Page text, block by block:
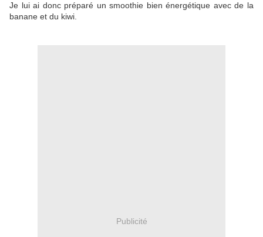
Je lui ai donc préparé un smoothie bien énergétique avec de la
banane et du kiwi.
Publicité